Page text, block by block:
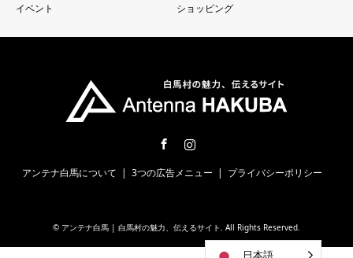
イベント
ショッピング
アンテナ白馬について 3つの広告メニュー プライバシーポリシー
© アンテナ白馬 | 白馬村の魅力、伝えるサイト. All Rights Reserved.
日本語